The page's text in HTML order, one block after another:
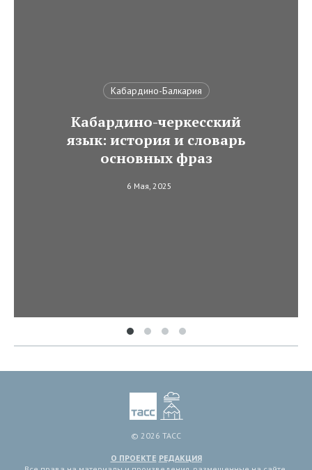
Кабардино-Балкария
Кабардино-черкесский
язык: история и словарь
основных фраз
6 Мая, 2025
© 2026 ТАСС
О ПРОЕКТЕ РЕДАКЦИЯ